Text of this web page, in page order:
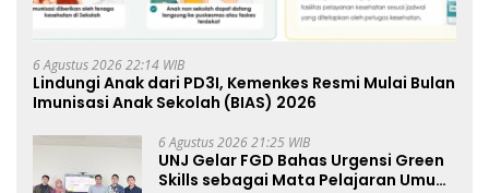
6 Agustus 2026 22:14 WIB
Lindungi Anak dari PD3I, Kemenkes Resmi Mulai Bulan
Imunisasi Anak Sekolah (BIAS) 2026
6 Agustus 2026 21:25 WIB
UNJ Gelar FGD Bahas Urgensi Green
Skills sebagai Mata Pelajaran Umum